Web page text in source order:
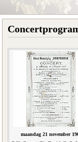
maandag 21 november